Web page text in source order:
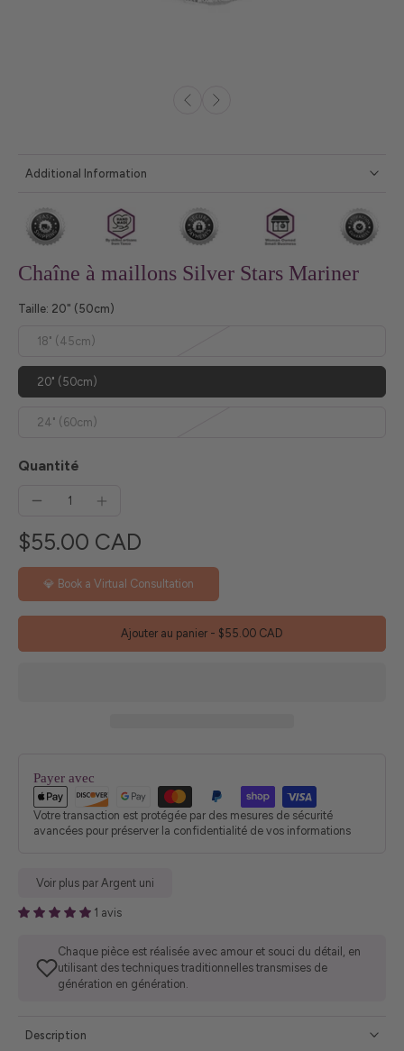
Additional Information
Chaîne à maillons Silver Stars Mariner
Taille: 20" (50cm)
18" (45cm)
20" (50cm)
24" (60cm)
Quantité
$55.00 CAD
💎 Book a Virtual Consultation
Ajouter au panier - $55.00 CAD
Payer avec
Votre transaction est protégée par des mesures de sécurité
avancées pour préserver la confidentialité de vos informations
Voir plus par Argent uni
1 avis
Chaque pièce est réalisée avec amour et souci du détail, en
utilisant des techniques traditionnelles transmises de
génération en génération.
Description